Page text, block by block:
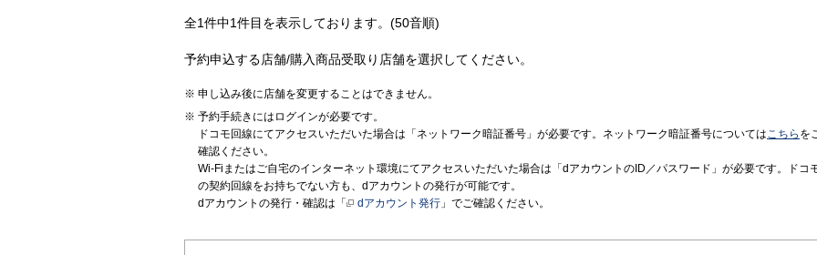
全1件中1件目を表示しております。(50音順)
予約申込する店舗/購入商品受取り店舗を選択してください。
申し込み後に店舗を変更することはできません。
予約手続きにはログインが必要です。
ドコモ回線にてアクセスいただいた場合は「ネットワーク暗証番号」が必要です。ネットワーク暗証番号についてはこちら を
確認ください。
Wi-Fiまたはご自宅のインターネット環境にてアクセスいただいた場合は「dアカウントのID／パスワード」が必要です。ドコ
の契約回線をお持ちでない方も、dアカウントの発行が可能です。
dアカウントの発行・確認は「
dアカウント発行 」でご確認ください。